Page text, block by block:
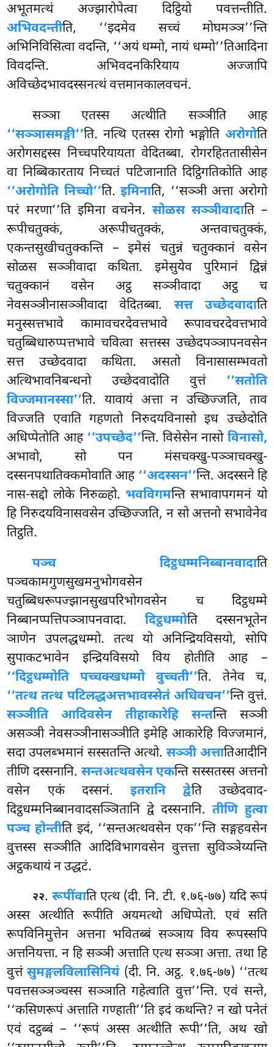
अभूतमत्थं अज्झारोपेत्वा दिट्ठियो पवत्तन्तीति.
अभिवदन्तीति, ‘‘इदमेव सच्चं मोघमञ्ञ’’न्ति
अभिनिविसित्वा वदन्ति, ‘‘अयं धम्मो, नायं धम्मो’’तिआदिना
विवदन्ति. अभिवदनकिरियाय अज्जापि
अविच्छेदभावदस्सनत्थं वत्तमानकालवचनं.
सञ्ञा एतस्स अत्थीति सञ्ञीति आह
‘‘सञ्ञासमङ्गी’’ति. नत्थि एतस्स रोगो भङ्गोति अरोगोति
अरोगसद्दस्स निच्चपरियायता वेदितब्बा. रोगरहिततासीसेन
वा निब्बिकारताय निच्चतं पटिजानाति दिट्ठिगतिकोति आह
‘‘अरोगोति निच्चो’’ति.इमिनाति, ‘‘सञ्ञी अत्ता अरोगो
परं मरणा’’ति इमिना वचनेन. सोळस सञ्ञीवादाति –
रूपीचतुक्कं, अरूपीचतुक्कं, अन्तवाचतुक्कं,
एकन्तसुखीचतुक्कन्ति – इमेसं चतुन्नं चतुक्कानं वसेन
सोळस सञ्ञीवादा कथिता. इमेसुयेव पुरिमानं द्विन्नं
चतुक्कानं वसेन अट्ठ सञ्ञीवादा अट्ठ च
नेवसञ्ञीनासञ्ञीवादा वेदितब्बा. सत्त उच्छेदवादाति
मनुस्सत्तभावे कामावचरदेवत्तभावे रूपावचरदेवत्तभावे
चतुब्बिधारुप्पत्तभावे चवित्वा सत्तस्स उच्छेदपञ्ञापनवसेन
सत्त उच्छेदवादा कथिता. असतो विनासासम्भवतो
अत्थिभावनिबन्धनो उच्छेदवादोति वुत्तं ‘‘सतोति
विज्जमानस्सा’’ति. यावायं अत्ता न उच्छिज्जति, ताव
विज्जति एवाति गहणतो निरुदयविनासो इध उच्छेदोति
अधिप्पेतोति आह ‘‘उपच्छेद’’न्ति. विसेसेन नासो विनासो,
अभावो, सो पन मंसचक्खु-पञ्ञाचक्खु-
दस्सनपथातिक्कमोवाति आह ‘‘अदस्सन’’न्ति. अदस्सनेहि
नास-सद्दो लोके निरुळ्हो. भवविगमन्ति सभावापगमनं यो
हि निरुदयविनासवसेन उच्छिज्जति, न सो अत्तनो सभावेनेव
तिट्ठति.
पञ्च दिट्ठधम्मनिब्बानवादाति
पञ्चकामगुणसुखमनुभोगवसेन
चतुब्बिधरूपज्झानसुखपरिभोगवसेन च दिट्ठधम्मे
निब्बानप्पत्तिपञ्ञापनवादा. दिट्ठधम्मोति दस्सनभूतेन
ञाणेन उपलद्धधम्मो. तत्थ यो अनिन्द्रियविसयो, सोपि
सुपाकटभावेन इन्द्रियविसयो विय होतीति आह –
‘‘दिट्ठधम्मोति पच्चक्खधम्मो वुच्चती’’ति. तेनेव च,
‘‘तत्थ तत्थ पटिलद्धअत्तभावस्सेतं अधिवचन’’न्ति वुत्तं.
सञ्ञीति आदिवसेन तीहाकारेहि सन्तन्ति सञ्ञी
असञ्ञी नेवसञ्ञीनासञ्ञीति इमेहि आकारेहि विज्जमानं,
सदा उपलब्भमानं सस्सतन्ति अत्थो.सञ्ञी अत्तातिआदीनि
तीणि दस्सनानि. सन्तअत्थवसेन एकन्ति सस्सतस्स अत्तनो
वसेन एकं दस्सनं.इतरानि द्वेति उच्छेदवाद-
दिट्ठधम्मनिब्बानवादसञ्ञितानि द्वे दस्सनानि. तीणि हुत्वा
पञ्च होन्तीति इदं, ‘‘सन्तअत्थवसेन एक’’न्ति सङ्गहवसेन
वुत्तस्स सञ्ञीति आदिविभागवसेन वुत्तत्ता सुविञ्ञेय्यन्ति
अट्ठकथायं न उद्धटं.
२२.रूपींवाति एत्थ (दी. नि. टी. १.७६-७७) यदि रूपं
अस्स अत्थीति रूपीति अयमत्थो अधिप्पेतो. एवं सति
रूपविनिमुत्तेन अत्तना भवितब्बं सञ्ञाय विय रूपस्सपि
अत्तनियत्ता. न हि सञ्ञी अत्ताति एत्थ सञ्ञा अत्ता. तथा हि
वुत्तंसुमङ्गलविलासिनियं(दी. नि. अट्ठ. १.७६-७७) ‘‘तत्थ
पवत्तसञ्ञञ्चस्स सञ्ञाति गहेत्वाति वुत्त’’न्ति. एवं सन्ते,
‘‘कसिणरूपं अत्ताति गण्हाती’’ति इदं कथन्ति? न खो पनेतं
एवं दट्ठब्बं – ‘‘रूपं अस्स अत्थीति रूपी’’ति, अथ खो